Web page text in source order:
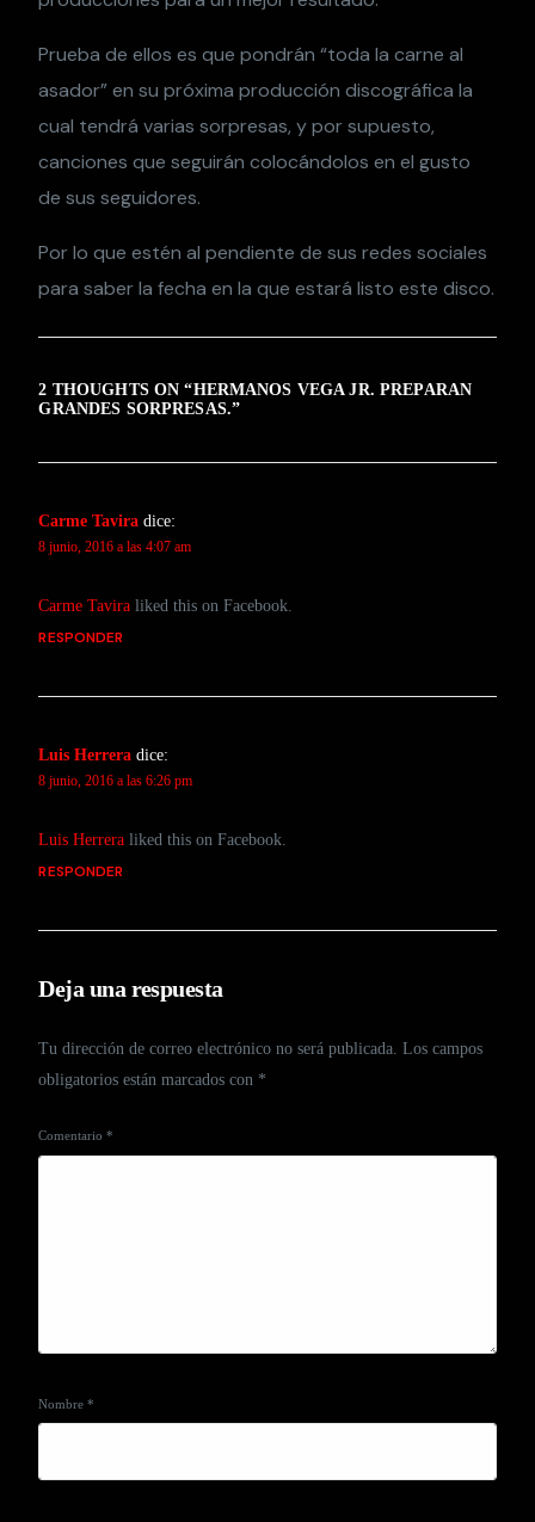
Prueba de ellos es que pondrán “toda la carne al
asador” en su próxima producción discográfica la
cual tendrá varias sorpresas, y por supuesto,
canciones que seguirán colocándolos en el gusto
de sus seguidores.
Por lo que estén al pendiente de sus redes sociales
para saber la fecha en la que estará listo este disco.
2 THOUGHTS ON “HERMANOS VEGA JR. PREPARAN
GRANDES SORPRESAS.”
Carme Tavira dice:
8 junio, 2016 a las 4:07 am
Carme Tavira liked this on Facebook.
RESPONDER
Luis Herrera dice:
8 junio, 2016 a las 6:26 pm
Luis Herrera liked this on Facebook.
RESPONDER
Deja una respuesta
Tu dirección de correo electrónico no será publicada. Los campos
obligatorios están marcados con *
Comentario*
Nombre*